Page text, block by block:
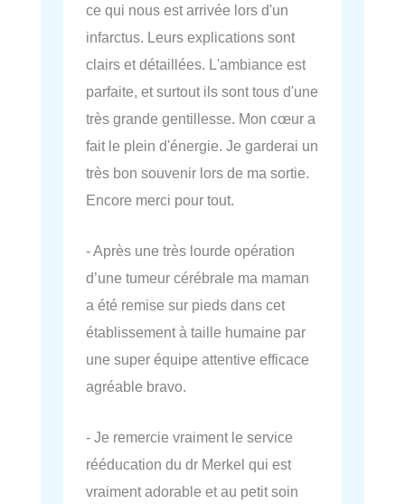
ce qui nous est arrivée lors d'un
infarctus. Leurs explications sont
clairs et détaillées. L'ambiance est
parfaite, et surtout ils sont tous d'une
très grande gentillesse. Mon cœur a
fait le plein d'énergie. Je garderai un
très bon souvenir lors de ma sortie.
Encore merci pour tout.
- Après une très lourde opération
d’une tumeur cérébrale ma maman
a été remise sur pieds dans cet
établissement à taille humaine par
une super équipe attentive efficace
agréable bravo.
- Je remercie vraiment le service
rééducation du dr Merkel qui est
vraiment adorable et au petit soin